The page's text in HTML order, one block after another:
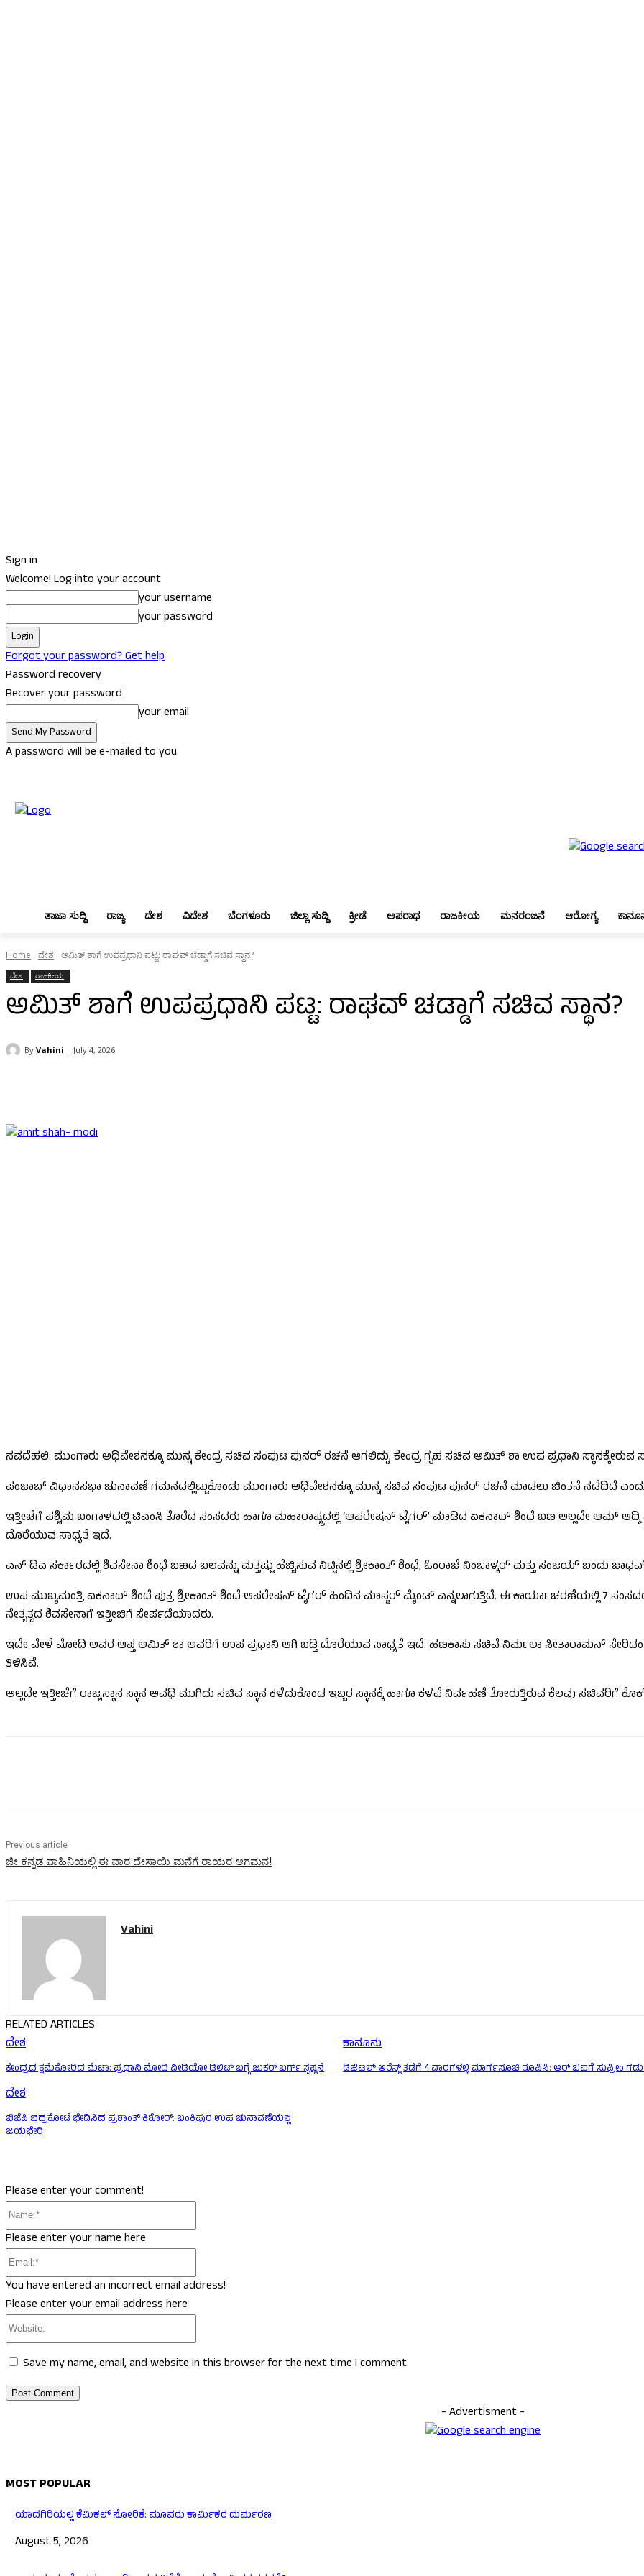
Sign in
Welcome! Log into your account
your username
your password
Forgot your password? Get help
Password recovery
Recover your password
your email
A password will be e-mailed to you.
ತಾಜಾ ಸುದ್ದಿ ರಾಜ್ಯ ದೇಶ ವಿದೇಶ ಬೆಂಗಳೂರು ಜಿಲ್ಲಾ ಸುದ್ದಿ ಕ್ರೀಡೆ ಅಪರಾಧ ರಾಜಕೀಯ ಮನರಂಜನೆ ಆರೋಗ್ಯ
Home ದೇಶ ಅಮಿತ್ ಶಾಗೆ ಉಪಪ್ರಧಾನಿ ಪಟ್ಟ: ರಾಘವ್ ಚಡ್ಡಾಗೆ ಸಚಿವ ಸ್ಥಾನ?
ದೇಶ ರಾಜಕೀಯ
ಅಮಿತ್ ಶಾಗೆ ಉಪಪ್ರಧಾನಿ ಪಟ್ಟ: ರಾಘವ್ ಚಡ್ಡಾಗೆ ಸಚಿವ ಸ್ಥಾನ?
By Vahini July 4, 2026
ನವದೆಹಲಿ: ಮುಂಗಾರು ಅಧಿವೇಶನಕ್ಕೂ ಮುನ್ನ ಕೇಂದ್ರ ಸಚಿವ ಸಂಪುಟ ಪುನರ್ ರಚನೆ ಆಗಲಿದ್ದು, ಕೇಂದ್ರ ಗೃಹ ಸಚಿವ ಅಮಿತ್ ಶಾ ಉಪ ಪ್ರಧಾನಿ ಸ್ಥಾನಕ್ಕೇರುವ
ಪಂಜಾಬ್ ವಿಧಾನಸಭಾ ಚುನಾವಣೆ ಗಮನದಲ್ಲಿಟ್ಟುಕೊಂಡು ಮುಂಗಾರು ಅಧಿವೇಶನಕ್ಕೂ ಮುನ್ನ ಸಚಿವ ಸಂಪುಟ ಪುನರ್ ರಚನೆ ಮಾಡಲು ಚಿಂತನೆ ನಡೆದಿದೆ
ಇತ್ತೀಚೆಗೆ ಪಶ್ಚಿಮ ಬಂಗಾಳದಲ್ಲಿ ಟಿಎಂಸಿ ತೊರೆದ ಸಂಸದರು ಹಾಗೂ ಮಹಾರಾಷ್ಟ್ರದಲ್ಲಿ ‘ಆಪರೇಷನ್ ಟೈಗರ್’ ಮಾಡಿದ ಏಕನಾಥ್ ಶಿಂಧೆ ಬಣ ಅಲ್ಲದೇ ಆಮ್
ದೊರೆಯುವ ಸಾಧ್ಯತೆ ಇದೆ.
ಎನ್ ಡಿಎ ಸರ್ಕಾರದಲ್ಲಿ ಶಿವಸೇನಾ ಶಿಂಧೆ ಬಣದ ಬಲವನ್ನು ಮತ್ತಷ್ಟು ಹೆಚ್ಚಿಸುವ ನಿಟ್ಟಿನಲ್ಲಿ ಶ್ರೀಕಾಂತ್ ಶಿಂಧೆ, ಓಂರಾಜೆ ನಿಂಬಾಳ್ಕರ್ ಮತ್ತು ಸಂಜಯ್ ಬಂದು
ಉಪ ಮುಖ್ಯಮಂತ್ರಿ ಏಕನಾಥ್ ಶಿಂಧೆ ಪುತ್ರ ಶ್ರೀಕಾಂತ್ ಶಿಂಧೆ ಆಪರೇಷನ್ ಟೈಗರ್ ಹಿಂದಿನ ಮಾಸ್ಟರ್ ಮೈಂಡ್ ಎನ್ನಲಾಗುತ್ತಿದೆ. ಈ ಕಾರ್ಯಾಚರಣೆಯಲ್ಲಿ 7
ನೇತೃತ್ವದ ಶಿವಸೇನಾಗೆ ಇತ್ತೀಚಿಗೆ ಸೇರ್ಪಡೆಯಾದರು.
ಇದೇ ವೇಳೆ ಮೋದಿ ಅವರ ಆಪ್ತ ಅಮಿತ್ ಶಾ ಅವರಿಗೆ ಉಪ ಪ್ರಧಾನಿ ಆಗಿ ಬಡ್ತಿ ದೊರೆಯುವ ಸಾಧ್ಯತೆ ಇದೆ. ಹಣಕಾಸು ಸಚಿವೆ ನಿರ್ಮಲಾ ಸೀತಾರಾಮನ್
ತಿಳಿಸಿವೆ.
ಅಲ್ಲದೇ ಇತ್ತೀಚೆಗೆ ರಾಜ್ಯಸ್ಥಾನ ಸ್ಥಾನ ಅವಧಿ ಮುಗಿದು ಸಚಿವ ಸ್ಥಾನ ಕಳೆದುಕೊಂಡ ಇಬ್ಬರ ಸ್ಥಾನಕ್ಕೆ ಹಾಗೂ ಕಳಪೆ ನಿರ್ವಹಣೆ ತೋರುತ್ತಿರುವ ಕೆಲವು ಸಚಿವರಿಗೆ
Previous article
ಜೀ ಕನ್ನಡ ವಾಹಿನಿಯಲ್ಲಿ ಈ ವಾರ ದೇಸಾಯಿ ಮನೆಗೆ ರಾಯರ ಆಗಮನ!
Vahini
RELATED ARTICLES
ದೇಶ
ಕೇಂದ್ರದ ಕ್ಷಮೆಕೋರಿದ ಮೆಟಾ: ಪ್ರಧಾನಿ ಮೋದಿ ವೀಡಿಯೋ ಡಿಲಿಟ್ ಬಗ್ಗೆ ಜುಕರ್ ಬರ್ಗ್ ಸ್ಪಷ್ಟನೆ
ಕಾನೂನು
ಡಿಜಿಟಲ್ ಅರೆಸ್ಟ್ ತಡೆಗೆ 4 ವಾರಗಳಲ್ಲಿ ಮಾರ್ಗಸೂಚಿ ರೂಪಿಸಿ: ಆರ್ ಬಿಐಗೆ ಸುಪ್ರೀಂ
ದೇಶ
ಬಿಜೆಪಿ ಭದ್ರಕೋಟೆ ಭೇದಿಸಿದ ಪ್ರಶಾಂತ್ ಕಿಶೋರ್: ಬಂಕಿಪುರ ಉಪ ಚುನಾವಣೆಯಲ್ಲಿ
ಜಯಭೇರಿ
Please enter your comment!
Please enter your name here
You have entered an incorrect email address!
Please enter your email address here
Save my name, email, and website in this browser for the next time I comment.
- Advertisment -
MOST POPULAR
ಯಾದಗಿರಿಯಲ್ಲಿ ಕೆಮಿಕಲ್ ಸೋರಿಕೆ: ಮೂವರು ಕಾರ್ಮಿಕರ ದುರ್ಮರಣ
August 5, 2026